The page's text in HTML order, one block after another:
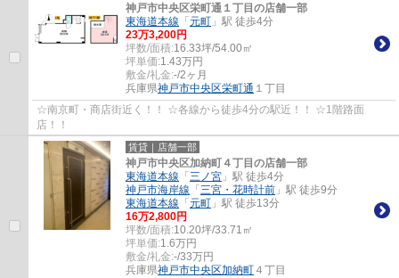
神戸市中央区栄町通１丁目の店舗一部
東海道本線 「 元町 」駅 徒歩4分
23万3,200円
坪数/面積:16.33坪/54.00㎡
坪単価:1.43万円
敷金/礼金:-/2ヶ月
兵庫県神戸市中央区栄町通 １丁目
☆南京町・商店街近く！！ ☆各線から徒歩4分の駅近！！ ☆1階路面
店！！
賃貸｜店舗一部
神戸市中央区加納町４丁目の店舗一部
東海道本線 「 三ノ宮 」駅 徒歩4分
神戸市海岸線 「 三宮・花時計前 」駅 徒歩9分
東海道本線 「 元町 」駅 徒歩13分
16万2,800円
坪数/面積:10.20坪/33.71㎡
坪単価:1.6万円
敷金/礼金:-/33万円
兵庫県神戸市中央区加納町 ４丁目